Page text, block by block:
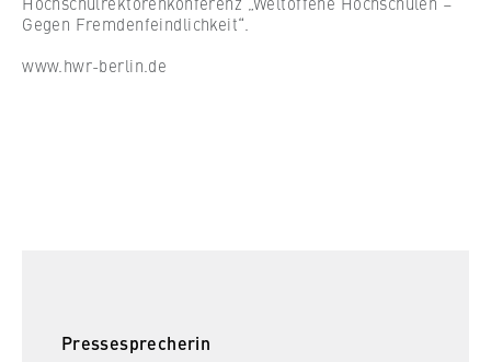
Gegen Fremdenfeindlichkeit“.
www.hwr-berlin.de
Pressesprecherin